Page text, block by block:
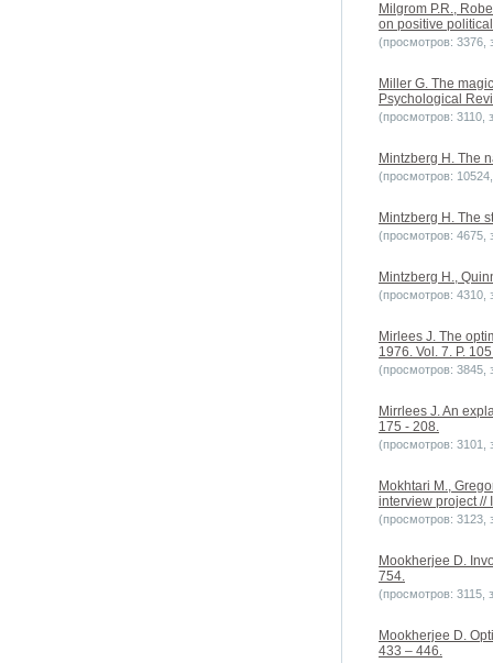
Milgrom P.R.,
on positive
(просмотров: 3376,
Miller G. The
Psychological
(просмотров: 3110,
Mintzberg H. The
(просмотров:
Mintzberg H. The
(просмотров: 4675,
Mintzberg H.,
(просмотров: 4310,
Mirlees J. The
1976. Vol. 7. P.
(просмотров: 3845,
Mirrlees J. An
175 - 208.
(просмотров: 3101,
Mokhtari M.,
interview project //
(просмотров: 3123,
Mookherjee D.
754.
(просмотров: 3115,
Mookherjee D.
433 – 446.